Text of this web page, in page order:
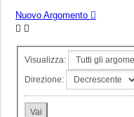
Nuovo Argomento
Visualizza:
Direzione: